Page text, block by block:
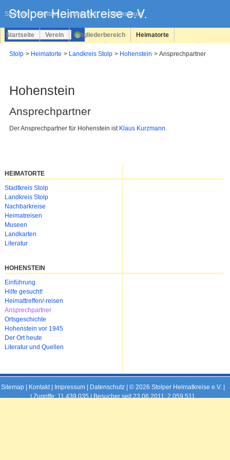
Sitemap Kontakt Impressum Datenschutz
überspringen
Startseite Verein Mitgliederbereich Heimatorte
Stolp Heimatorte Landkreis Stolp Hohenstein Ansprechpartner
Hohenstein
Ansprechpartner
Der Ansprechpartner für Hohenstein ist Klaus Kurzmann
HEIMATORTE
Navigation
überspringen
Stadtkreis Stolp
Landkreis Stolp
Nachbarkreise
Heimatreisen
Museen
Landkarten
Literatur
HOHENSTEIN
Navigation
überspringen
Einführung
Hilfe gesucht!
Heimattreffen/-reisen
Ansprechpartner
Ortsgeschichte
Hohenstein vor 1945
Der Ort heute
Literatur und Quellen
Sitemap| Kontakt| Impressum| Datenschutz| © 2026 Stolper Heimatkreise e.V. |
|Zugriffe: 11.439.035 | Besucher seit 23.06.2011: 2.059.511